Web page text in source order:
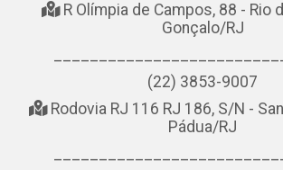
R Olímpia de Campos, 88 - Rio
Gonçalo/RJ
(22) 3853-9007
Rodovia RJ 116 RJ 186, S/N -
Pádua/RJ